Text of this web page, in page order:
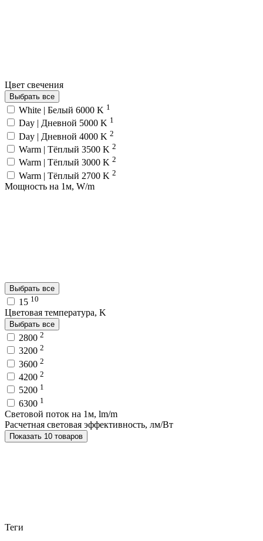
Цвет свечения
Выбрать все
White | Белый 6000 K 1
Day | Дневной 5000 K 1
Day | Дневной 4000 K 2
Warm | Тёплый 3500 K 2
Warm | Тёплый 3000 K 2
Warm | Тёплый 2700 K 2
Мощность на 1м, W/m
Выбрать все
15 10
Цветовая температура, K
Выбрать все
2800 2
3200 2
3600 2
4200 2
5200 1
6300 1
Световой поток на 1м, lm/m
Расчетная световая эффективность, лм/Вт
Показать 10 товаров
Теги